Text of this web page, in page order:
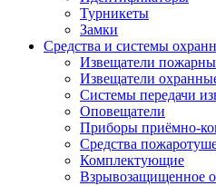
Турникеты
Замки
Средства и системы
Извещатели
Извещатели
Системы передачи
Оповещатели
Приборы приёмно-
Средства
Комплектующие
Взрывозащищенное